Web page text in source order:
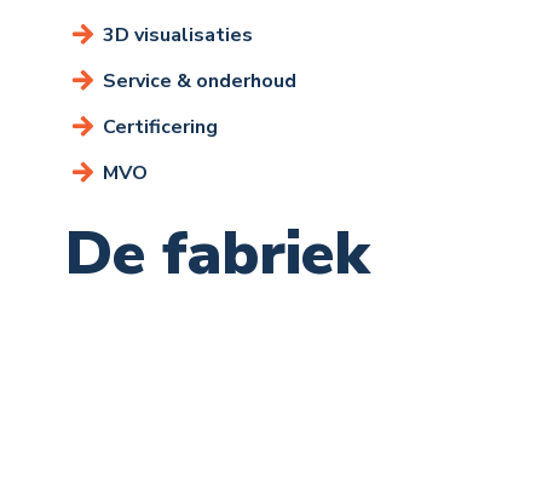
3D visualisaties
Service & onderhoud
Certificering
MVO
De fabriek